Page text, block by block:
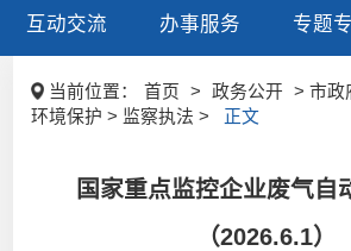
互动交流 办事服务 专题
当前位置： 首页 > 政务公开
> 市政
环境保护 > 监察执法 >
正文
国家重点监控企业废气自
（2026.6.1）